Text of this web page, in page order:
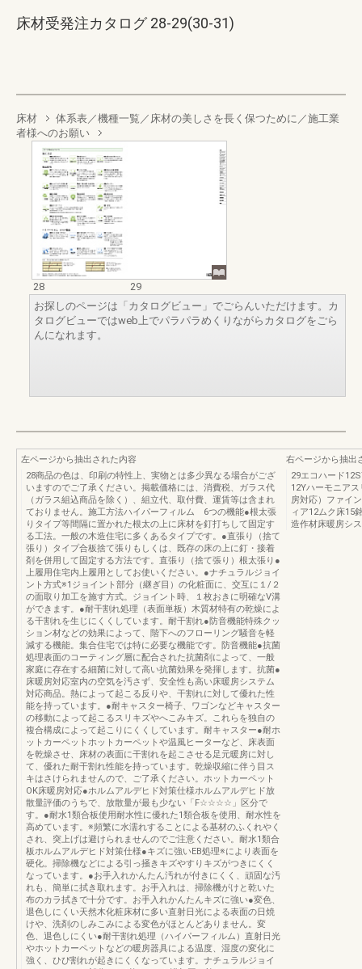
床材受発注カタログ 28-29(30-31)
床材
体系表／機種一覧／床材の美しさを長く保つために／施工業
者様へのお願い
28
29
お探しのページは「カタログビュー」でごらんいただけます。カ
タログビューではweb上でパラパラめくりながらカタログをごら
んになれます。
左ページから抽出された内容
28商品の色は、印刷の特性上、実物とは多少異なる場合がござ
いますのでご了承ください。掲載価格には、消費税、ガラス代
（ガラス組込商品を除く）、組立代、取付費、運賃等は含まれ
ておりません。施工方法ハイパーフィルム 6つの機能●根太張
りタイプ等間隔に置かれた根太の上に床材を釘打ちして固定す
る工法。一般の木造住宅に多くあるタイプです。●直張り（捨て
張り）タイプ合板捨て張りもしくは、既存の床の上に釘・接着
剤を併用して固定する方法です。直張り（捨て張り）根太張り●
上履用住宅内上履用としてお使いください。●ナチュラルジョイ
ント方式※1ジョイント部分（継ぎ目）の化粧面に、交互に１/２
の面取り加工を施す方式。ジョイント時、１枚おきに明確なV溝
ができます。●耐干割れ処理（表面単板）木質材特有の乾燥によ
る干割れを生じにくくしています。耐干割れ●防音機能特殊クッ
ション材などの効果によって、階下へのフローリング騒音を軽
減する機能。集合住宅では特に必要な機能です。防音機能●抗菌
処理表面のコーティング層に配合された抗菌剤によって、一般
家庭に存在する細菌に対して高い抗菌効果を発揮します。抗菌●
床暖房対応室内の空気を汚さず、安全性も高い床暖房システム
対応商品。熱によって起こる反りや、干割れに対して優れた性
能を持っています。●耐キャスター椅子、ワゴンなどキャスター
の移動によって起こるスリキズやへこみキズ。これらを独自の
複合構成によって起こりにくくしています。耐キャスター●耐ホ
ットカーペットホットカーペットや温風ヒーターなど、床表面
を乾燥させ、床材の表面に干割れを起こさせる足元暖房に対し
て、優れた耐干割れ性能を持っています。乾燥収縮に伴う目ス
キはさけられませんので、ご了承ください。ホットカーペット
OK床暖房対応●ホルムアルデヒド対策仕様ホルムアルデヒド放
散量評価のうちで、放散量が最も少ない「F☆☆☆☆」区分で
す。●耐水1類合板使用耐水性に優れた1類合板を使用、耐水性を
高めています。※頻繁に水濡れすることによる基材のふくれやく
され、突上げは避けられませんのでご注意ください。耐水1類合
板ホルムアルデヒド対策仕様●キズに強いEB処理※により表面を
硬化。掃除機などによる引っ掻きキズやすりキズがつきにくく
なっています。●お手入れかんたん汚れが付きにくく、頑固な汚
れも、簡単に拭き取れます。お手入れは、掃除機がけと乾いた
布のカラ拭きで十分です。お手入れかんたんキズに強い●変色、
退色しにくい天然木化粧床材に多い直射日光による表面の日焼
けや、洗剤のしみこみによる変色がほとんどありません。変
色、退色しにくい●耐干割れ処理（ハイパーフィルム）直射日光
やホットカーペットなどの暖房器具による温度、湿度の変化に
強く、ひび割れが起きにくくなっています。ナチュラルジョイ
右ページから抽出
29エコハード
12Yハーモニア
房対応）ファイ
ィア12ムク床15
造作材床暖房シ